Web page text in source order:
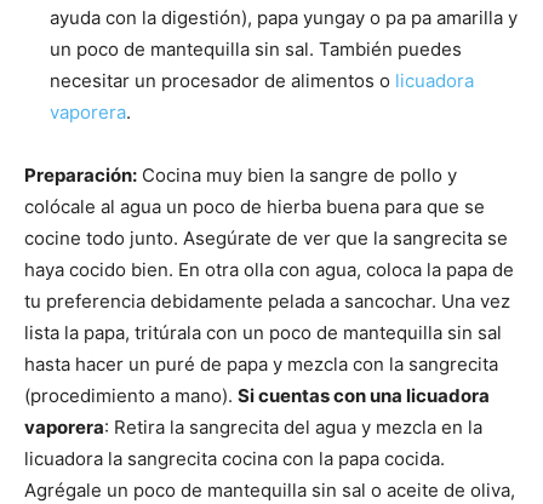
ayuda con la digestión), papa yungay o pa pa amarilla y
un poco de mantequilla sin sal. También puedes
necesitar un procesador de alimentos o licuadora
vaporera.
Preparación: Cocina muy bien la sangre de pollo y
colócale al agua un poco de hierba buena para que se
cocine todo junto. Asegúrate de ver que la sangrecita se
haya cocido bien. En otra olla con agua, coloca la papa de
tu preferencia debidamente pelada a sancochar. Una vez
lista la papa, tritúrala con un poco de mantequilla sin sal
hasta hacer un puré de papa y mezcla con la sangrecita
(procedimiento a mano). Si cuentas con una licuadora
vaporera: Retira la sangrecita del agua y mezcla en la
licuadora la sangrecita cocina con la papa cocida.
Agrégale un poco de mantequilla sin sal o aceite de oliva,